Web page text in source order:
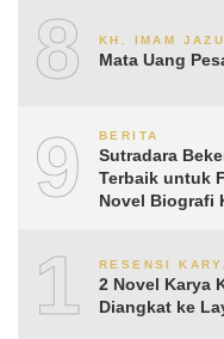
8 KH. IMAM
Mata Uang
9 BERITA
Sutradara
Terbaik untuk
Novel Biografi
10RESENSI
2 Novel Karya
Diangkat ke